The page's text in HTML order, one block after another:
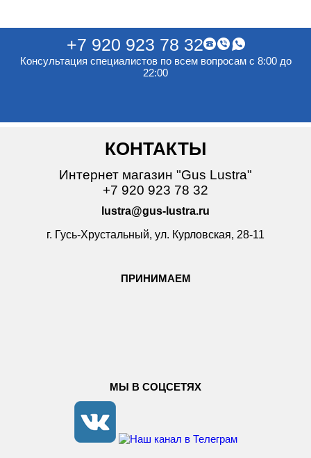
+7 920 923 78 32
Консультация специалистов по всем вопросам с 8:00 до
22:00
КОНТАКТЫ
Интернет магазин "Gus Lustra"
+7 920 923 78 32
lustra@gus-lustra.ru
г. Гусь-Хрустальный, ул. Курловская, 28-11
ПРИНИМАЕМ
МЫ В СОЦСЕТЯХ